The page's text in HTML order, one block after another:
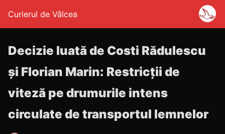
Curierul de Vâlcea
Decizie luată de Costi Rădulescu
și Florian Marin: Restricții de
viteză pe drumurile intens
circulate de transportul lemnelor